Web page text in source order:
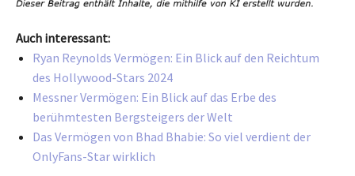
Auch interessant:
Ryan Reynolds Vermögen: Ein Blick auf den Reichtum
des Hollywood-Stars 2024
Messner Vermögen: Ein Blick auf das Erbe des
berühmtesten Bergsteigers der Welt
Das Vermögen von Bhad Bhabie: So viel verdient der
OnlyFans-Star wirklich